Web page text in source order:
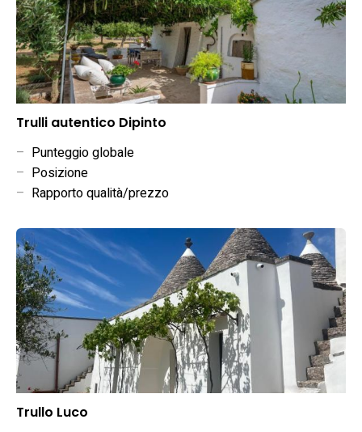
Trulli autentico Dipinto
– Punteggio globale
– Posizione
– Rapporto qualità/prezzo
Trullo Luco